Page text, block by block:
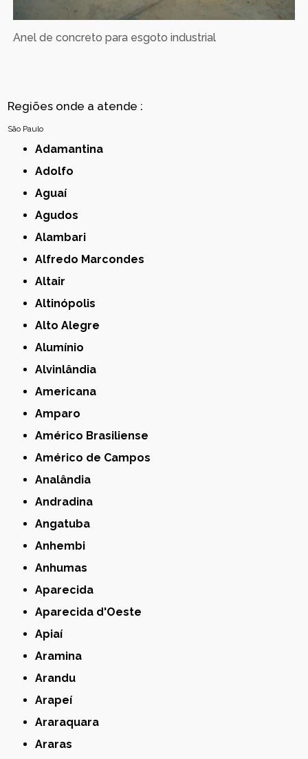
Anel de concreto para esgoto industrial
Regiões onde a atende :
São Paulo
Adamantina
Adolfo
Aguaí
Agudos
Alambari
Alfredo Marcondes
Altair
Altinópolis
Alto Alegre
Alumínio
Alvinlândia
Americana
Amparo
Américo Brasiliense
Américo de Campos
Analândia
Andradina
Angatuba
Anhembi
Anhumas
Aparecida
Aparecida d'Oeste
Apiaí
Aramina
Arandu
Arapeí
Araraquara
Araras